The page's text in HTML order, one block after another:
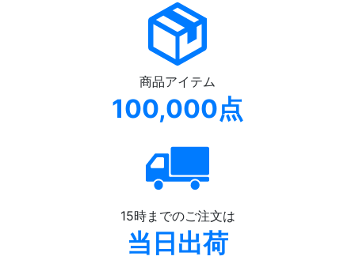
商品アイテム
100,000点
15時までのご注文は
当日出荷